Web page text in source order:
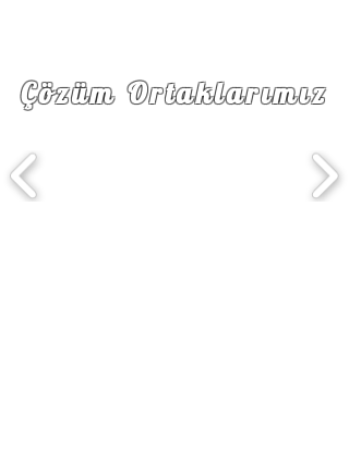
Çözüm Ortaklarımız